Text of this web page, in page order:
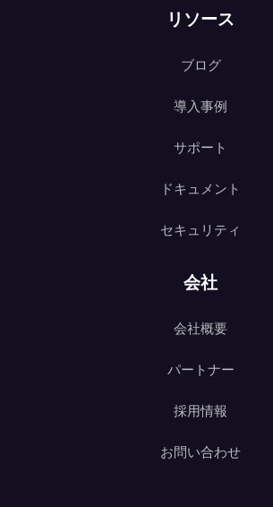
リソース
ブログ
導入事例
サポート
ドキュメント
セキュリティ
会社
会社概要
パートナー
採用情報
お問い合わせ